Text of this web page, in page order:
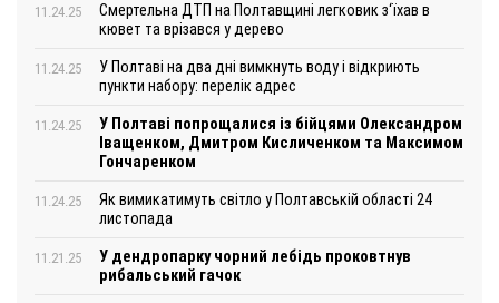
11.24.25
Смертельна ДТП на Полтавщині легковик з‘їхав в
кювет та врізався у дерево
11.24.25
У Полтаві на два дні вимкнуть воду і відкриють
пункти набору: перелік адрес
11.24.25
У Полтаві попрощалися із бійцями Олександром
Іващенком, Дмитром Кисличенком та Максимом
Гончаренком
11.24.25
Як вимикатимуть світло у Полтавській області 24
листопада
11.21.25
У дендропарку чорний лебідь проковтнув
рибальський гачок